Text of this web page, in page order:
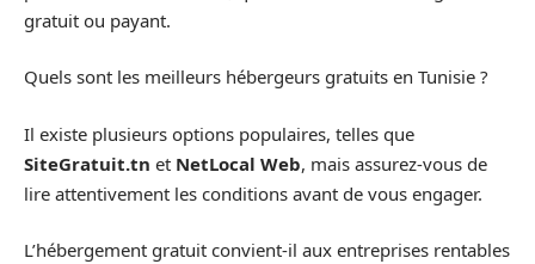
gratuit ou payant.
Quels sont les meilleurs hébergeurs gratuits en Tunisie ?
Il existe plusieurs options populaires, telles que
SiteGratuit.tn et NetLocal Web, mais assurez-vous de
lire attentivement les conditions avant de vous engager.
L’hébergement gratuit convient-il aux entreprises rentables